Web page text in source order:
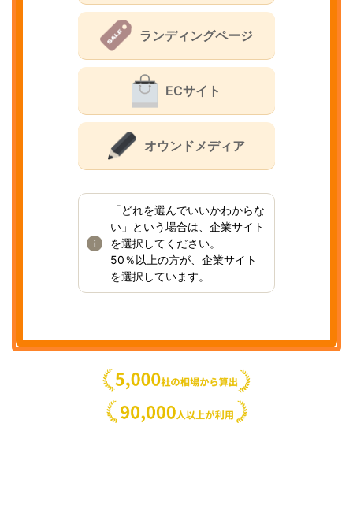
ランディングページ
ECサイト
オウンドメディア
「どれを選んでいいかわからな
い」という場合は、企業サイト
を選択してください。
50％以上の方が、企業サイト
を選択しています。